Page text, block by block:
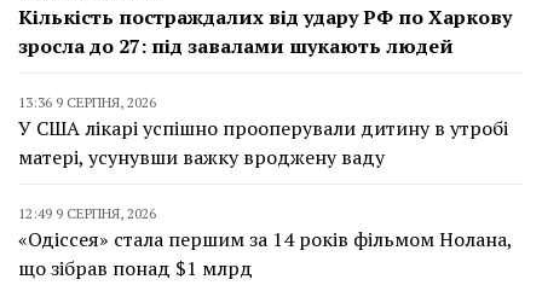
Кількість постраждалих від удару РФ по Харкову
зросла до 27: під завалами шукають людей
13:36 9 СЕРПНЯ, 2026
У США лікарі успішно прооперували дитину в утробі
матері, усунувши важку вроджену ваду
12:49 9 СЕРПНЯ, 2026
«Одіссея» стала першим за 14 років фільмом Нолана,
що зібрав понад $1 млрд